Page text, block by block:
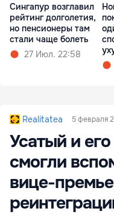
Сингапур возглавил
рейтинг долголетия,
но пенсионеры там
стали чаще болеть
27 Июл. 22:58
Realitatea 5 февраля
Усатый и
смогли
вице-